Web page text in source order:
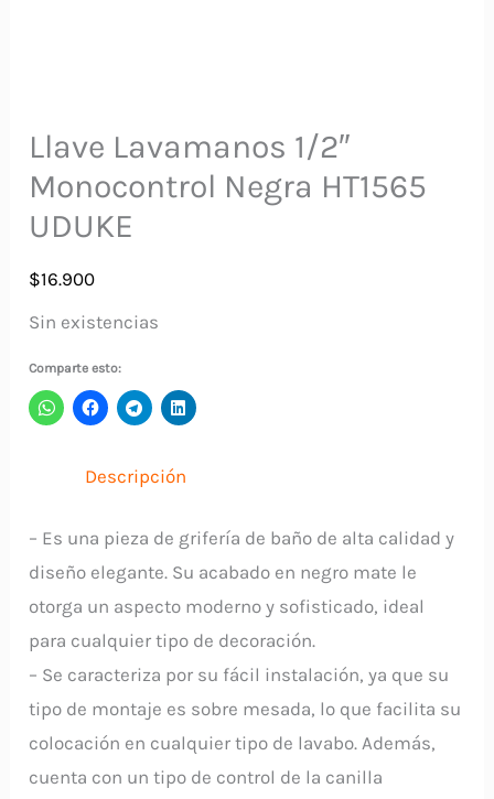
Llave Lavamanos 1/2″
Monocontrol Negra HT1565
UDUKE
$16.900
Sin existencias
Comparte esto:
Descripción
– Es una pieza de grifería de baño de alta calidad y
diseño elegante. Su acabado en negro mate le
otorga un aspecto moderno y sofisticado, ideal
para cualquier tipo de decoración.
– Se caracteriza por su fácil instalación, ya que su
tipo de montaje es sobre mesada, lo que facilita su
colocación en cualquier tipo de lavabo. Además,
cuenta con un tipo de control de la canilla